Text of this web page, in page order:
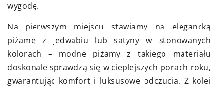
wygodę.
Na pierwszym miejscu stawiamy na elegancką
piżamę z jedwabiu lub satyny w stonowanych
kolorach – modne piżamy z takiego materiału
doskonale sprawdzą się w cieplejszych porach roku,
gwarantując komfort i luksusowe odczucia. Z kolei